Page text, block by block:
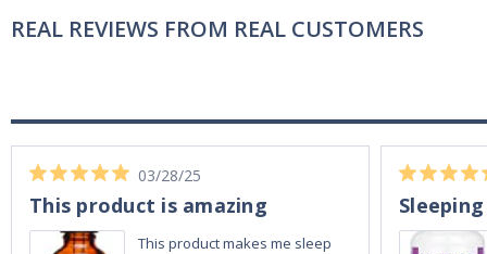
REAL REVIEWS FROM REAL CUSTOMERS
03/28/25
This product is amazing
This product makes me sleep